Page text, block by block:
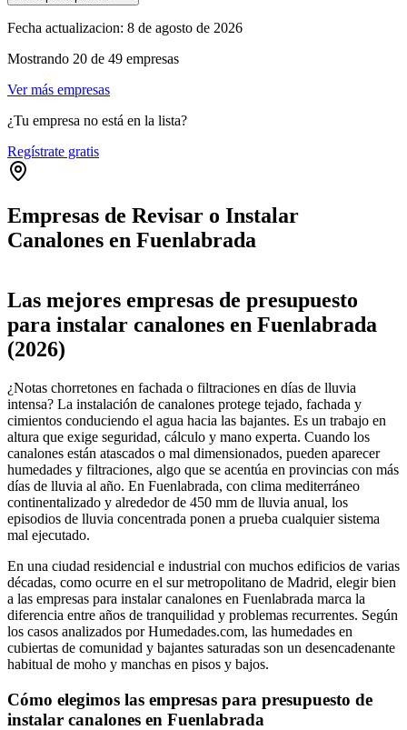
Fecha actualizacion: 8 de agosto de 2026
Mostrando 20 de 49 empresas
Ver más empresas
¿Tu empresa no está en la lista?
Regístrate gratis
Empresas de Revisar o Instalar
Canalones en Fuenlabrada
+
−
Las mejores empresas de presupuesto
para instalar canalones en Fuenlabrada
(2026)
¿Notas chorretones en fachada o filtraciones en días de lluvia
intensa? La instalación de canalones protege tejado, fachada y
cimientos conduciendo el agua hacia las bajantes. Es un trabajo en
altura que exige seguridad, cálculo y mano experta. Cuando los
canalones están atascados o mal dimensionados, pueden aparecer
humedades y filtraciones, algo que se acentúa en provincias con más
días de lluvia al año. En Fuenlabrada, con clima mediterráneo
continentalizado y alrededor de 450 mm de lluvia anual, los
episodios de lluvia concentrada ponen a prueba cualquier sistema
mal ejecutado.
En una ciudad residencial e industrial con muchos edificios de varias
décadas, como ocurre en el sur metropolitano de Madrid, elegir bien
a las empresas para instalar canalones en Fuenlabrada marca la
diferencia entre años de tranquilidad y problemas recurrentes. Según
los casos analizados por Humedades.com, las humedades en
cubiertas de comunidad y bajantes saturadas son un desencadenante
habitual de moho y manchas en pisos y bajos.
Cómo elegimos las empresas para presupuesto de
instalar canalones en Fuenlabrada